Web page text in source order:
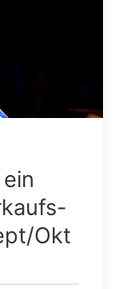
Okt